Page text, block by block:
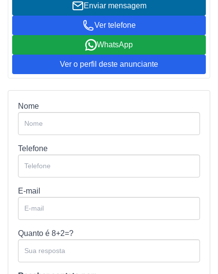
Enviar mensagem
Ver telefone
WhatsApp
Ver o perfil deste anunciante
Nome
Telefone
E-mail
Quanto é 8+2=?